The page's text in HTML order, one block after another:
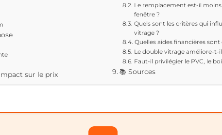
sur le prix
Le remplacement est-il
fenêtre ?
Quels sont les critères qui
vitrage ?
Quelles aides financières
Le double vitrage améliore-t-
Faut-il privilégier le PVC, le
📚 Sources